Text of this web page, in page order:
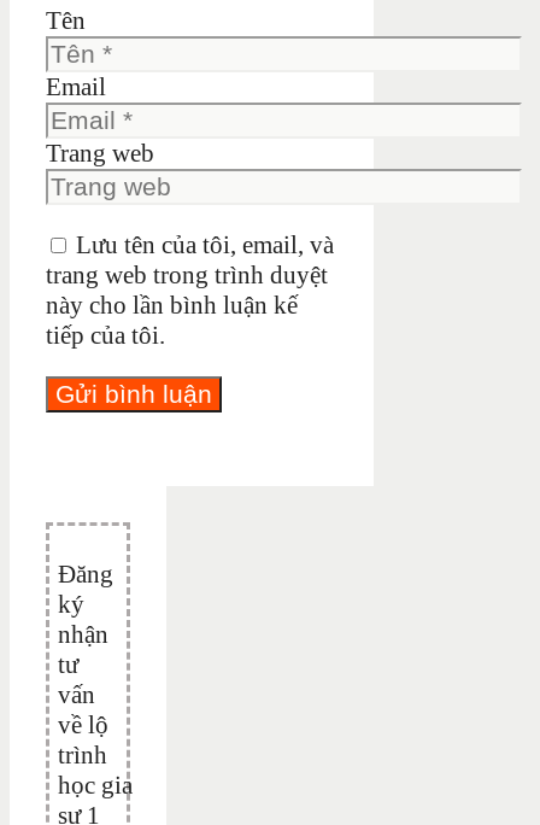
Tên
Email
Trang web
Lưu tên của tôi, email, và
trang web trong trình duyệt
này cho lần bình luận kế
tiếp của tôi.
Đăng
ký
nhận
tư
vấn
về lộ
trình
học gia
sư 1